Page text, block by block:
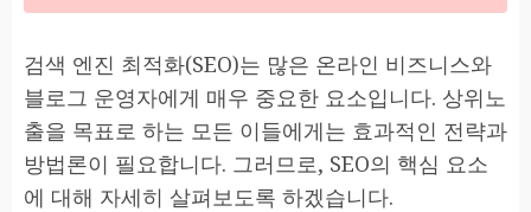
검색 엔진 최적화(SEO)는 많은 온라인 비즈니스와
블로그 운영자에게 매우 중요한 요소입니다. 상위노
출을 목표로 하는 모든 이들에게는 효과적인 전략과
방법론이 필요합니다. 그러므로, SEO의 핵심 요소
에 대해 자세히 살펴보도록 하겠습니다.